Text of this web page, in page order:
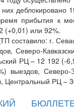
деблокировано
прибытия к
(+0,01) или 92%.
г.
Северо-
РЦ – 12 192
выездов,
Центральный РЦ –